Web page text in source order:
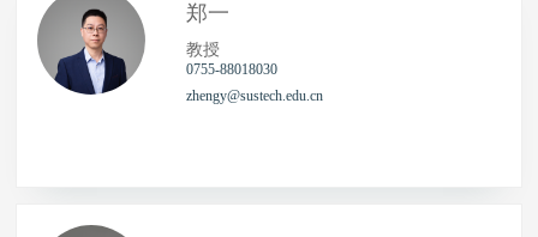
郑一
教授
0755-88018030
zhengy@sustech.edu.cn